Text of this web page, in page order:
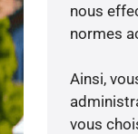
nous
normes
Ainsi,
vous